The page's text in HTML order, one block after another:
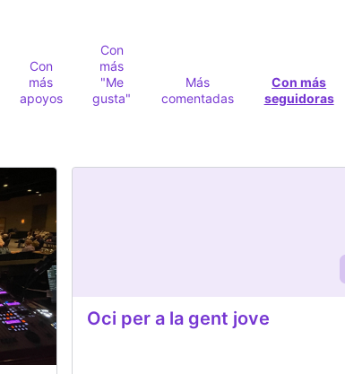
Con
más
apoyos
Con
más
"Me
gusta"
Más
comentadas
Con más
seguidoras
Oci per a la gent jove